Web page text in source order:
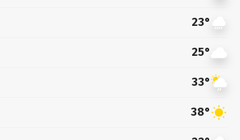
23°
25°
33°
38°